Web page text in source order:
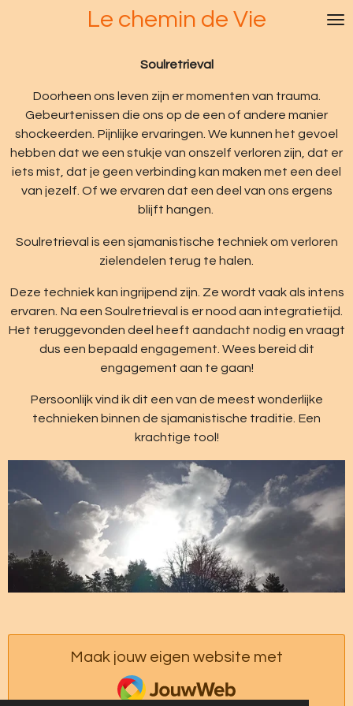
hoofdinhoud
Le chemin de Vie
Soulretrieval
Doorheen ons leven zijn er momenten van trauma.
Gebeurtenissen die ons op de een of andere manier
shockeerden. Pijnlijke ervaringen. We kunnen het gevoel
hebben dat we een stukje van onszelf verloren zijn, dat er
iets mist, dat je geen verbinding kan maken met een deel
van jezelf. Of we ervaren dat een deel van ons ergens
blijft hangen.
Soulretrieval is een sjamanistische techniek om verloren
zielendelen terug te halen.
Deze techniek kan ingrijpend zijn. Ze wordt vaak als intens
ervaren. Na een Soulretrieval is er nood aan integratietijd.
Het teruggevonden deel heeft aandacht nodig en vraagt
dus een bepaald engagement. Wees bereid dit
engagement aan te gaan!
Persoonlijk vind ik dit een van de meest wonderlijke
technieken binnen de sjamanistische traditie. Een
krachtige tool!
Maak jouw eigen website met
JouwWeb